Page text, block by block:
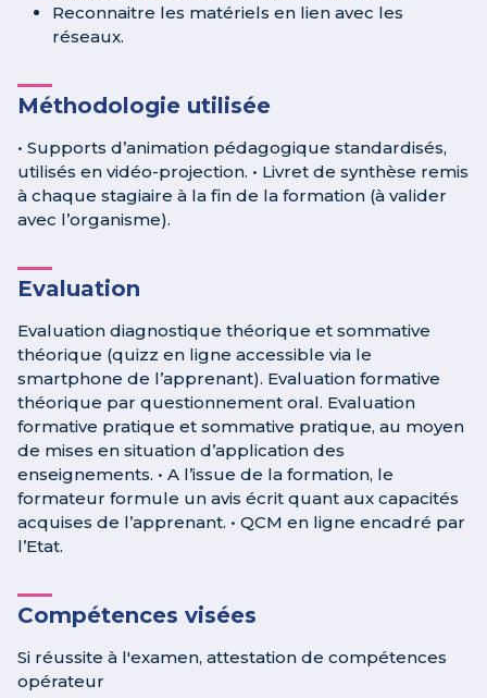
Reconnaitre les matériels en lien avec les
réseaux.
Méthodologie utilisée
• Supports d’animation pédagogique standardisés,
utilisés en vidéo-projection. • Livret de synthèse remis
à chaque stagiaire à la fin de la formation (à valider
avec l’organisme).
Evaluation
Evaluation diagnostique théorique et sommative
théorique (quizz en ligne accessible via le
smartphone de l’apprenant). Evaluation formative
théorique par questionnement oral. Evaluation
formative pratique et sommative pratique, au moyen
de mises en situation d’application des
enseignements. • A l’issue de la formation, le
formateur formule un avis écrit quant aux capacités
acquises de l’apprenant. • QCM en ligne encadré par
l’Etat.
Compétences visées
Si réussite à l'examen, attestation de compétences
opérateur